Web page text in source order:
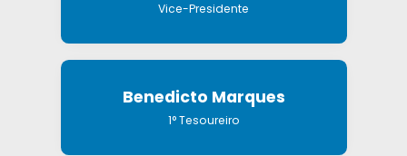
Vice-Presidente
Benedicto Marques
1° Tesoureiro